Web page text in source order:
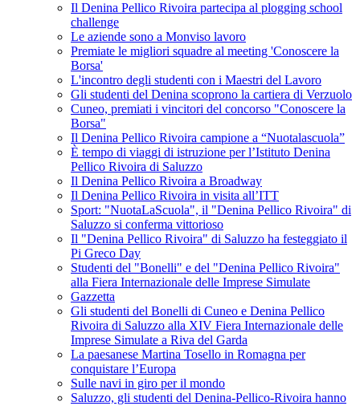
Il Denina Pellico Rivoira partecipa al plogging school
challenge
Le aziende sono a Monviso lavoro
Premiate le migliori squadre al meeting 'Conoscere la
Borsa'
L'incontro degli studenti con i Maestri del Lavoro
Gli studenti del Denina scoprono la cartiera di Verzuolo
Cuneo, premiati i vincitori del concorso "Conoscere la
Borsa"
Il Denina Pellico Rivoira campione a “Nuotalascuola”
È tempo di viaggi di istruzione per l’Istituto Denina
Pellico Rivoira di Saluzzo
Il Denina Pellico Rivoira a Broadway
Il Denina Pellico Rivoira in visita all’ITT
Sport: "NuotaLaScuola", il "Denina Pellico Rivoira" di
Saluzzo si conferma vittorioso
Il "Denina Pellico Rivoira" di Saluzzo ha festeggiato il
Pi Greco Day
Studenti del "Bonelli" e del "Denina Pellico Rivoira"
alla Fiera Internazionale delle Imprese Simulate
Gazzetta
Gli studenti del Bonelli di Cuneo e Denina Pellico
Rivoira di Saluzzo alla XIV Fiera Internazionale delle
Imprese Simulate a Riva del Garda
La paesanese Martina Tosello in Romagna per
conquistare l’Europa
Sulle navi in giro per il mondo
Saluzzo, gli studenti del Denina-Pellico-Rivoira hanno